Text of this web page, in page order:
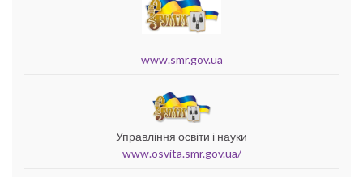
www.smr.gov.ua
Управління освіти і науки
www.osvita.smr.gov.ua/